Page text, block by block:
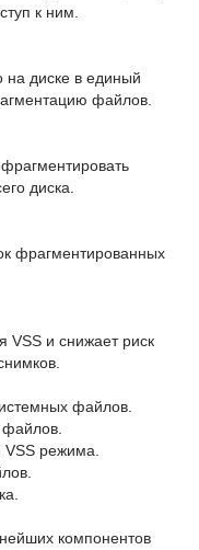
к ним.
на диске в единый
файлов.
диска.
фрагментированных
VSS и снижает риск
файлов.
режима.
компонентов